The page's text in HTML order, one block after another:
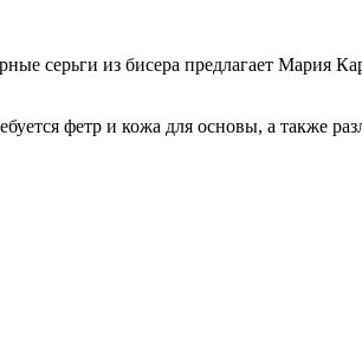
серьги из бисера предлагает Мария
фетр и кожа для основы, а также